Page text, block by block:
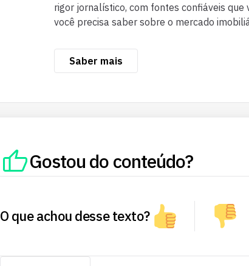
rigor jornalístico, com fontes confiáveis
você precisa saber sobre o mercado
Saber mais
Gostou do conteúdo?
O que achou desse texto?